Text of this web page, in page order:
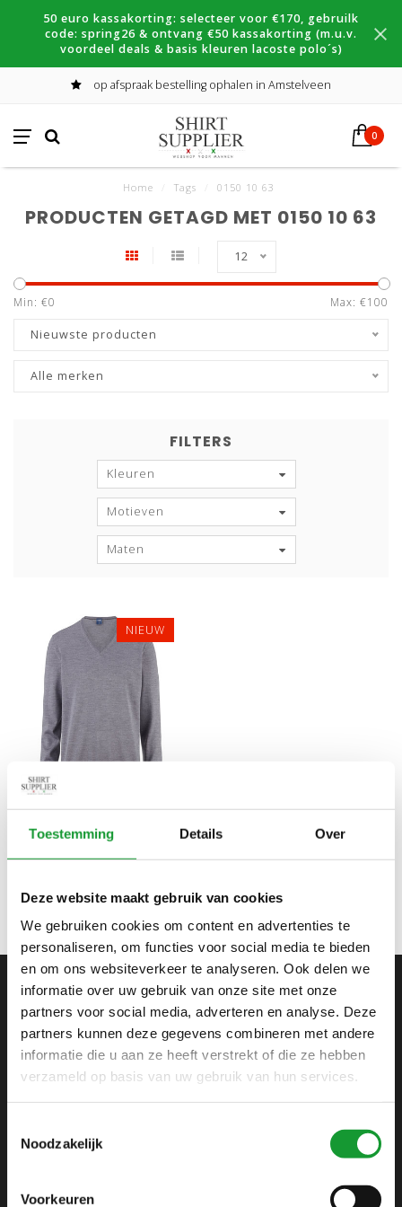
Toestemming Details Over
Deze website maakt gebruik van cookies
We gebruiken cookies om content en advertenties te
personaliseren, om functies voor social media te bieden
en om ons websiteverkeer te analyseren. Ook delen we
informatie over uw gebruik van onze site met onze
partners voor social media, adverteren en analyse. Deze
partners kunnen deze gegevens combineren met andere
informatie die u aan ze heeft verstrekt of die ze hebben
verzameld op basis van uw gebruik van hun services.
Noodzakelijk
Voorkeuren
50 euro kassakorting: selecteer voor €170, gebruilk
code: spring26 & ontvang €50 kassakorting (m.u.v.
voordeel deals & basis kleuren lacoste polo´s)
op afspraak bestelling ophalen in Amstelveen
0
Home Tags 0150 10 63
PRODUCTEN GETAGD MET 0150 10 63
12
Min: €0 Max: €100
Nieuwste producten
Alle merken
FILTERS
Kleuren
Motieven
Maten
NIEUW
Bekijk alle
OLYMP LICHTGRIJS V-
ABONNEER JE OP ONZE NIEUWSBRIEF
en blijf op de hoogte van onze acties en laatste
collecties